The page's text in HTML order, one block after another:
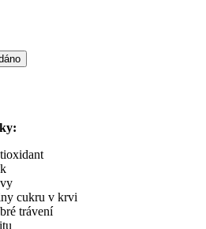
cukru v krvi
trávení